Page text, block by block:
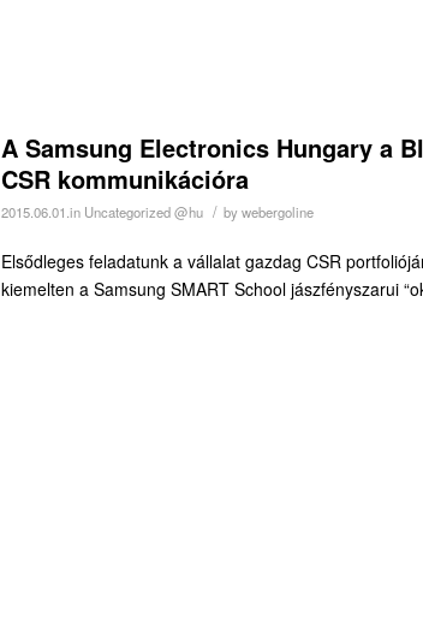
A Samsung Electronics Hungary a
CSR kommunikációra
2015.06.01. in Uncategorized @hu / bywebergoline
Elsődleges feladatunk a vállalat gazdag CSR
kiemelten a Samsung SMART School jászfényszarui